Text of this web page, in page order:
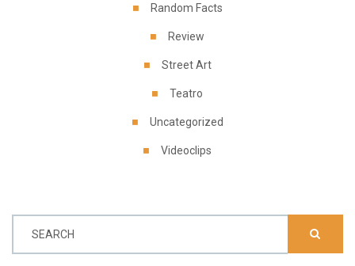
Random Facts
Review
Street Art
Teatro
Uncategorized
Videoclips
SEARCH